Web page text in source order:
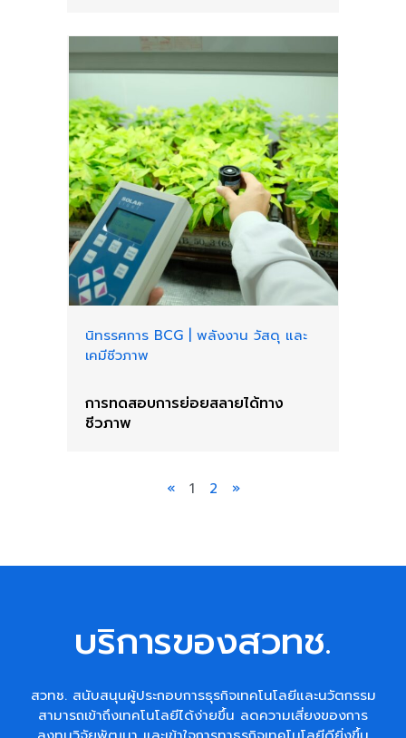
นิทรรศการ BCG
พลังงาน วัสดุ และ
เคมีชีวภาพ
การทดสอบการย่อยสลายได้ทาง
ชีวภาพ
« 1 2 »
บริการของสวทช.
สวทช. สนับสนุนผู้ประกอบการธุรกิจเทคโนโลยีและนวัตกรรม
สามารถเข้าถึงเทคโนโลยีได้ง่ายขึ้น ลดความเสี่ยงของการ